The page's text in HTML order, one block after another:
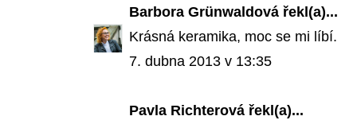
Barbora Grünwaldová řekl(a)...
Krásná keramika, moc se mi líbí.
7. dubna 2013 v 13:35
Pavla Richterová řekl(a)...